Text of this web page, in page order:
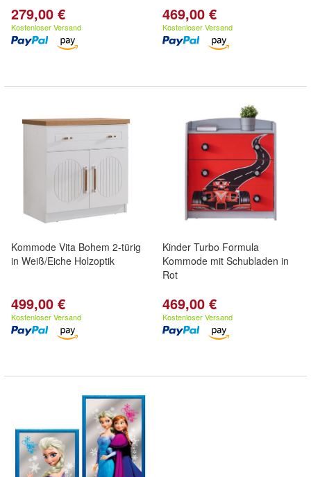
279,00 €
Kostenloser Versand
469,00 €
Kostenloser Versand
Kommode Vita Bohem 2-türig
in Weiß/Eiche Holzoptik
499,00 €
Kostenloser Versand
Kinder Turbo Formula
Kommode mit Schubladen in
Rot
469,00 €
Kostenloser Versand